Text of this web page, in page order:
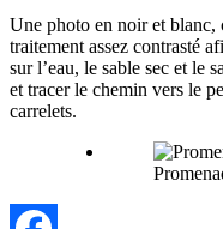
Une photo en noir et blanc,
traitement assez contrasté
sur l’eau, le sable sec et le
et tracer le chemin vers le
carrelets.